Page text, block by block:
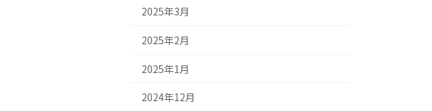
2025年3月
2025年2月
2025年1月
2024年12月